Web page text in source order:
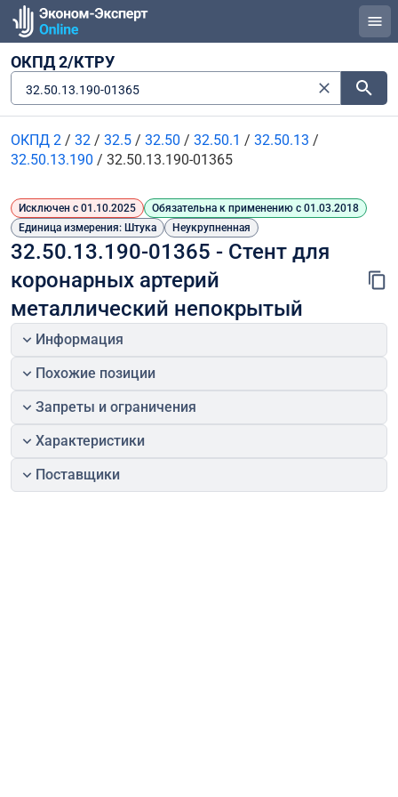
ОКПД 2/КТРУ
32.50.13.190-01365
ОКПД 2 / 32 / 32.5 / 32.50 / 32.50.1 / 32.50.13 /
32.50.13.190 / 32.50.13.190-01365
Исключен с 01.10.2025
Обязательна к применению с 01.03.2018
Единица измерения: Штука
Неукрупненная
32.50.13.190-01365 - Стент для
коронарных артерий
металлический непокрытый
Информация
Похожие позиции
Запреты и ограничения
Характеристики
Поставщики